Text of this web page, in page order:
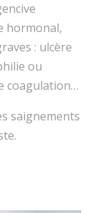
hormonal,
: ulcère
ou
coagulation…
saignements